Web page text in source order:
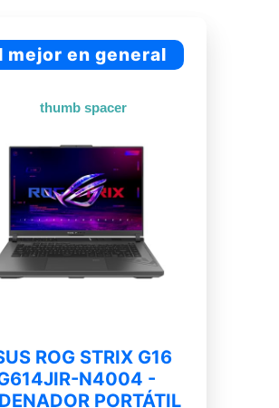
mejor en general
ROG STRIX G16
N4004 -
PORTÁTIL